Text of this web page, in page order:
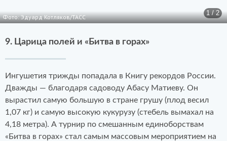
1 / 2
Фото: Эдуард Котляков/ТАСС
9. Царица полей и «Битва в горах»
Ингушетия трижды попадала в Книгу рекордов России.
Дважды — благодаря садоводу Абасу Матиеву. Он
вырастил самую большую в стране грушу (плод весил
1,07 кг) и самую высокую кукурузу (стебель вымахал на
4,18 метра). А турнир по смешанным единоборствам
«Битва в горах» стал самым массовым мероприятием на